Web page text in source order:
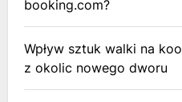
booking.com?
Wpływ sztuk walki na
z okolic nowego dworu